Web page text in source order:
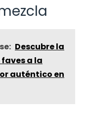
Descubre la
a la
auténtico en